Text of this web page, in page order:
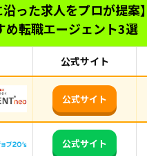
沿った求人をプロが提案】
め転職エージェント3選
公式サイト
公式サイト
公式サイト